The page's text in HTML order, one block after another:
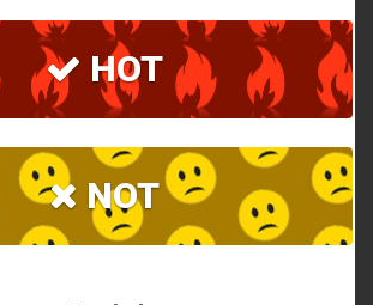
HOT
NOT